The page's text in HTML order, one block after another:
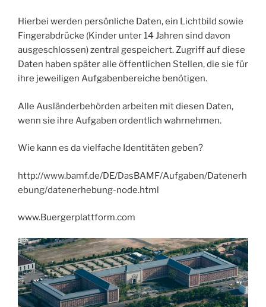
Hierbei werden persönliche Daten, ein Lichtbild sowie
Fingerabdrücke (Kinder unter 14 Jahren sind davon
ausgeschlossen) zentral gespeichert. Zugriff auf diese
Daten haben später alle öffentlichen Stellen, die sie für
ihre jeweiligen Aufgabenbereiche benötigen.
Alle Ausländerbehörden arbeiten mit diesen Daten,
wenn sie ihre Aufgaben ordentlich wahrnehmen.
Wie kann es da vielfache Identitäten geben?
http://www.bamf.de/DE/DasBAMF/Aufgaben/Datenerh
ebung/datenerhebung-node.html
www.Buergerplattform.com